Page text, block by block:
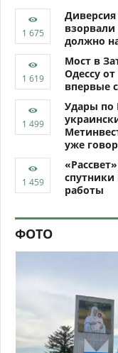
взорвали
должно
Мост в
Одессу
впервые
Удары по
уже
работы
ФОТО